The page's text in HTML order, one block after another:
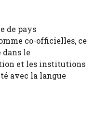
de pays
co-officielles, ce
le
et les institutions
avec la langue